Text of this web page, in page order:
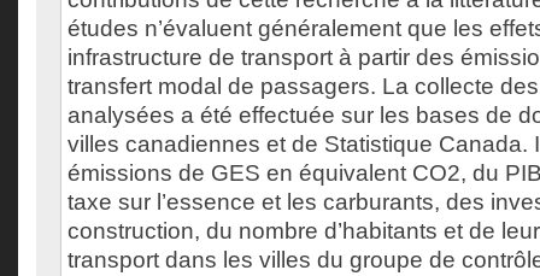
études n’évaluent généralement que les
infrastructure de transport à partir des
transfert modal de passagers. La collecte
analysées a été effectuée sur les bases de
villes canadiennes et de Statistique Canada.
émissions de GES en équivalent CO2, du
taxe sur l’essence et les carburants, des
construction, du nombre d’habitants et de
transport dans les villes du groupe de